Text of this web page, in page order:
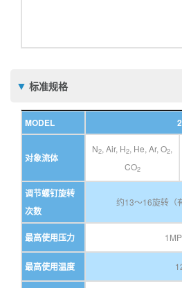
标准规格
MODEL
对象流体
N2, Air, H2, He, Ar, O2,
CO2
调节螺钉旋转
次数
约13～16旋转（
最高使用压力
最高使用温度